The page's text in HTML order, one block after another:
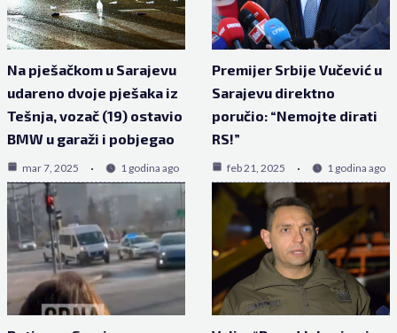
Na pješačkom u Sarajevu
udareno dvoje pješaka iz
Tešnja, vozač (19) ostavio
BMW u garaži i pobjegao
mar 7, 2025 1 godina ago
Premijer Srbije Vučević u
Sarajevu direktno
poručio: “Nemojte dirati
RS!”
feb 21, 2025 1 godina ago